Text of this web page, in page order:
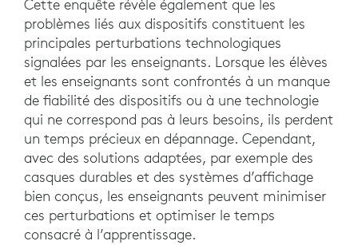
Cette enquête révèle également que les
problèmes liés aux dispositifs constituent les
principales perturbations technologiques
signalées par les enseignants. Lorsque les élèves
et les enseignants sont confrontés à un manque
de fiabilité des dispositifs ou à une technologie
qui ne correspond pas à leurs besoins, ils perdent
un temps précieux en dépannage. Cependant,
avec des solutions adaptées, par exemple des
casques durables et des systèmes d’affichage
bien conçus, les enseignants peuvent minimiser
ces perturbations et optimiser le temps
consacré à l’apprentissage.